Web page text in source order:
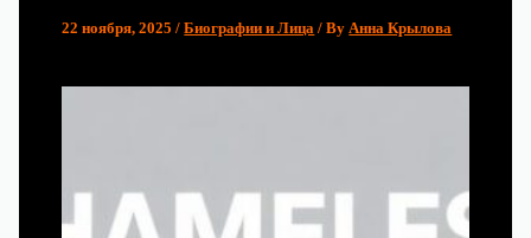
22 ноября, 2025/Биографии и Лица / By Анна Крылова